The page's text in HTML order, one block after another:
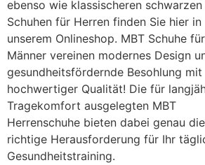
ebenso wie klassischeren schwarzen
Schuhen für Herren finden Sie hier in
unserem Onlineshop. MBT Schuhe für
Männer vereinen modernes Design
gesundheitsfördernde Besohlung mit
hochwertiger Qualität! Die für
Tragekomfort ausgelegten MBT
Herrenschuhe bieten dabei genau die
richtige Herausforderung für Ihr
Gesundheitstraining.